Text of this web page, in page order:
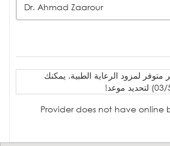
Dr. Ahmad Zaarour
متوفر لمزود الرعاية الطبية. يمكنك
Provider does not have online